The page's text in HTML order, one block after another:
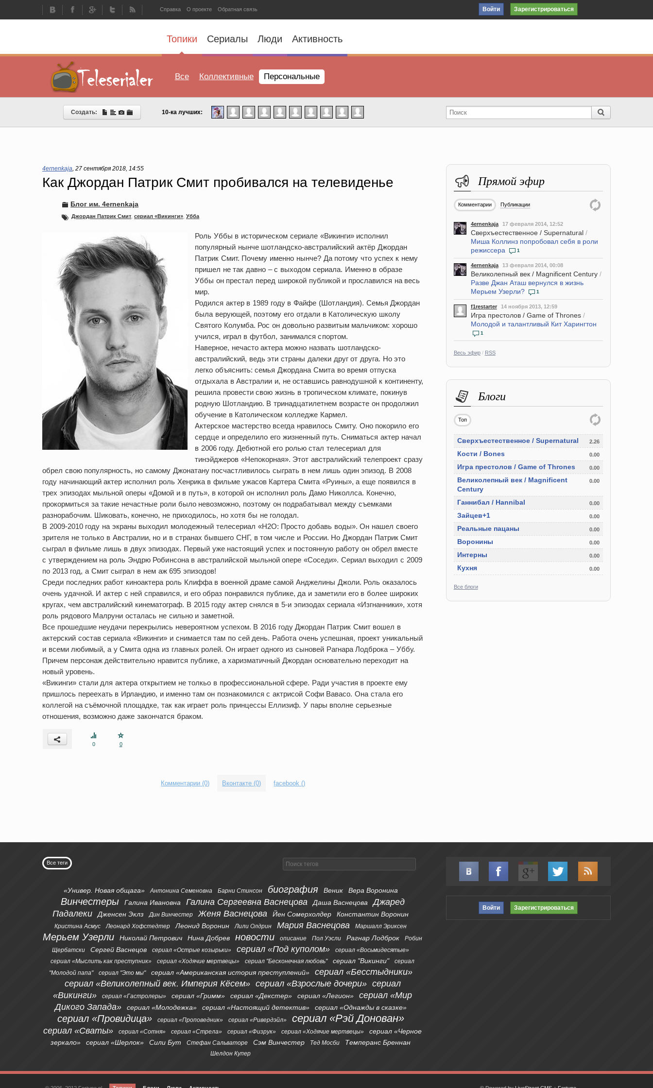
Справка О проекте Обратная связь Войти Зарегистрироваться
Топики Сериалы Люди Активность
Все Коллективные Персональные
Создать: 10-ка лучших:
Прямой эфир
Комментарии Публикации
4ernenkaja 17 февраля 2014, 12:52
Сверхъестественное / Supernatural/
Миша Коллинз попробовал себя в роли
режиссера
1
4ernenkaja 13 февраля 2014, 00:08
Великолепный век / Magnificent Century/
Разве Джан Аташ вернулся в жизнь
Мерьем Узерли?
1
f1restarter 14 ноября 2013, 12:59
Игра престолов / Game of Thrones/
Молодой и талантливый Кит Харингтон
1
Весь эфир/ RSS
Блоги
Топ
Сверхъестественное / Supernatural 2.26
Кости / Bones 0.00
Игра престолов / Game of Thrones 0.00
Великолепный век / Magnificent
Century
0.00
Ганнибал / Hannibal 0.00
Зайцев+1 0.00
Реальные пацаны 0.00
Воронины 0.00
Интерны 0.00
Кухня 0.00
Все блоги
4ernenkaja, 27 сентября 2018, 14:55
Как Джордан Патрик Смит пробивался на телевиденье
Блог им. 4ernenkaja
Джордан Патрик Смит сериал «Викинги» Убба
Роль Уббы в историческом сериале «Викинги» исполнил
популярный нынче шотландско-австралийский актёр Джордан
Патрик Смит. Почему именно нынче? Да потому что успех к нему
пришел не так давно – с выходом сериала. Именно в образе
Уббы он престал перед широкой публикой и прославился на весь
мир.
Родился актер в 1989 году в Файфе (Шотландия). Семья Джордан
была верующей, поэтому его отдали в Католическую школу
Святого Колумба. Рос он довольно развитым мальчиком: хорошо
учился, играл в футбол, занимался спортом.
Наверное, нечасто актера можно назвать шотландско-
австралийский, ведь эти страны далеки друг от друга. Но это
легко объяснить: семья Джордана Смита во время отпуска
отдыхала в Австралии и, не оставшись равнодушной к континенту,
решила провести свою жизнь в тропическом климате, покинув
родную Шотландию. В тринадцатилетнем возрасте он продолжил
обучение в Католическом колледже Кармел.
Актерское мастерство всегда нравилось Смиту. Оно покорило его
сердце и определило его жизненный путь. Сниматься актер начал
в 2006 году. Дебютной его ролью стал телесериал для
тинэйджеров «Непокорная». Этот австралийский телепроект сразу
обрел свою популярность, но самому Джонатану посчастливилось сыграть в нем лишь один эпизод. В 2008
году начинающий актер исполнил роль Хенрика в фильме ужасов Картера Смита «Руины», а еще появился в
трех эпизодах мыльной оперы «Домой и в путь», в которой он исполнил роль Дамо Николлса. Конечно,
прокормиться за такие нечастные роли было невозможно, поэтому он подрабатывал между съемками
разнорабочим. Шиковать, конечно, не приходилось, но хотя бы не голодал.
В 2009-2010 году на экраны выходил молодежный телесериал «H2O: Просто добавь воды». Он нашел своего
зрителя не только в Австралии, но и в странах бывшего СНГ, в том числе и России. Но Джордан Патрик Смит
сыграл в фильме лишь в двух эпизодах. Первый уже настоящий успех и постоянную работу он обрел вместе
с утверждением на роль Эндрю Робинсона в австралийской мыльной опере «Соседи». Сериал выходил с 2009
по 2013 год, а Смит сыграл в нем аж 695 эпизодов!
Среди последних работ киноактера роль Клиффа в военной драме самой Анджелины Джоли. Роль оказалось
очень удачной. И актер с ней справился, и его образ понравился публике, да и заметили его в более широких
кругах, чем австралийский кинематограф. В 2015 году актер снялся в 5-и эпизодах сериала «Изгнанники», хотя
роль рядового Малруни осталась не сильно и заметной.
Все прошедшие неудачи перекрылись невероятном успехом. В 2016 году Джордан Патрик Смит вошел в
актерский состав сериала «Викинги» и снимается там по сей день. Работа очень успешная, проект уникальный
и всеми любимый, а у Смита одна из главных ролей. Он играет одного из сыновей Рагнара Лодброка – Уббу.
Причем персонаж действительно нравится публике, а харизматичный Джордан основательно переходит на
новый уровень.
«Викинги» стали для актера открытием не толкьо в профессиональной сфере. Ради участия в проекте ему
пришлось переехать в Ирландию, и именно там он познакомился с актрисой Софи Вавасо. Она стала его
коллегой на съёмочной площадке, так как играет роль принцессы Еллизиф. У пары вполне серьезные
отношения, возможно даже закончатся браком.
0 0
Комментарии (0) Вконтакте (0) facebook ()
Войти Зарегистрироваться
Все теги
«Универ. Новая общага» Антонина Семеновна Барни Стинсон биография Веник Вера Воронина
Винчестеры Галина Ивановна Галина Сергеевна Васнецова Даша Васнецова
Джаред
Падалеки
Дженсен Эклз Дин Винчестер Женя Васнецова Йен Сомерхолдер Константин Воронин
Кристина Асмус Леонард Хофстедтер Леонид Воронин Лили Олдрин Мария Васнецова Маршалл Эриксен
Мерьем Узерли Николай Петрович Нина Добрев новости описание Пол Уэсли Рагнар Лодброк
Робин
Щербатски
Сергей Васнецов сериал «Острые козырьки» сериал «Под куполом»
сериал «Восьмидесятые»
сериал «Мыслить как преступник»
сериал «Ходячие мертвецы» сериал "Бесконечная любовь" сериал "Викинги"
сериал
"Молодой папа"
сериал "Это мы" сериал «Американская история преступлений»
сериал «Бесстыдники»
сериал «Великолепный век. Империя Кёсем» сериал «Взрослые дочери» сериал
«Викинги»
сериал «Гастролеры» сериал «Гримм» сериал «Декстер» сериал «Легион»
сериал «Мир
Дикого Запада»
сериал «Молодежка» сериал «Настоящий детектив» сериал «Однажды в сказке»
сериал «Провидица» сериал «Проповедник» сериал «Ривердэйл» сериал «Рэй Донован»
сериал «Сваты» сериал «Сотня» сериал «Стрела» сериал «Физрук» сериал «Ходячие мертвецы»
сериал «Черное
зеркало»
сериал «Шерлок» Сили Бут Стефан Сальваторе Сэм Винчестер Тед Мосби Темперанс Бреннан
Шелдон Купер